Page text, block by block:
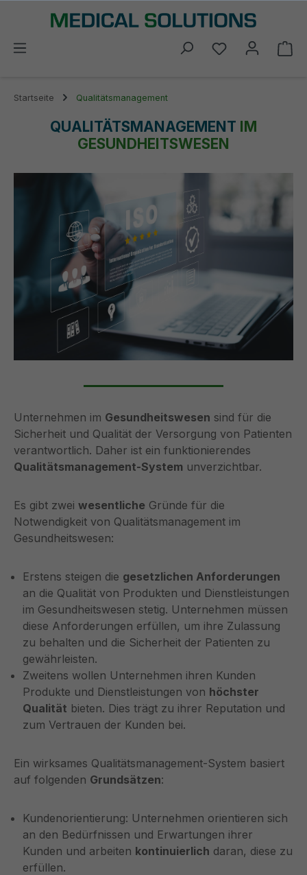
springen
Du hast 0
Startseite Qualitätsmanagement
QUALITÄTSMANAGEMENT
IM
GESUNDHEITSWESEN
Unternehmen im Gesundheitswesen sind für die
Sicherheit und Qualität der Versorgung von Patienten
verantwortlich. Daher ist ein funktionierendes
Qualitätsmanagement-System unverzichtbar.
Es gibt zwei wesentliche Gründe für die
Notwendigkeit von Qualitätsmanagement im
Gesundheitswesen:
Erstens steigen die gesetzlichen Anforderungen
an die Qualität von Produkten und Dienstleistungen
im Gesundheitswesen stetig. Unternehmen müssen
diese Anforderungen erfüllen, um ihre Zulassung
zu behalten und die Sicherheit der Patienten zu
gewährleisten.
Zweitens wollen Unternehmen ihren Kunden
Produkte und Dienstleistungen von höchster
Qualität bieten. Dies trägt zu ihrer Reputation und
zum Vertrauen der Kunden bei.
Ein wirksames Qualitätsmanagement-System basiert
auf folgenden Grundsätzen:
Kundenorientierung: Unternehmen orientieren sich
an den Bedürfnissen und Erwartungen ihrer
Kunden und arbeiten kontinuierlich daran, diese zu
erfüllen.